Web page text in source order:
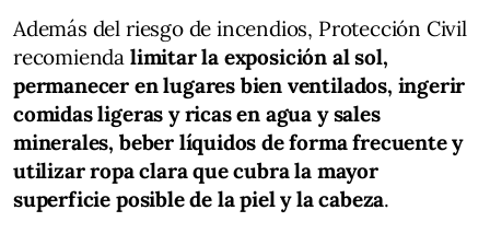
Además del riesgo de incendios, Protección Civil
recomienda limitar la exposición al sol,
permanecer en lugares bien ventilados, ingerir
comidas ligeras y ricas en agua y sales
minerales, beber líquidos de forma frecuente y
utilizar ropa clara que cubra la mayor
superficie posible de la piel y la cabeza.